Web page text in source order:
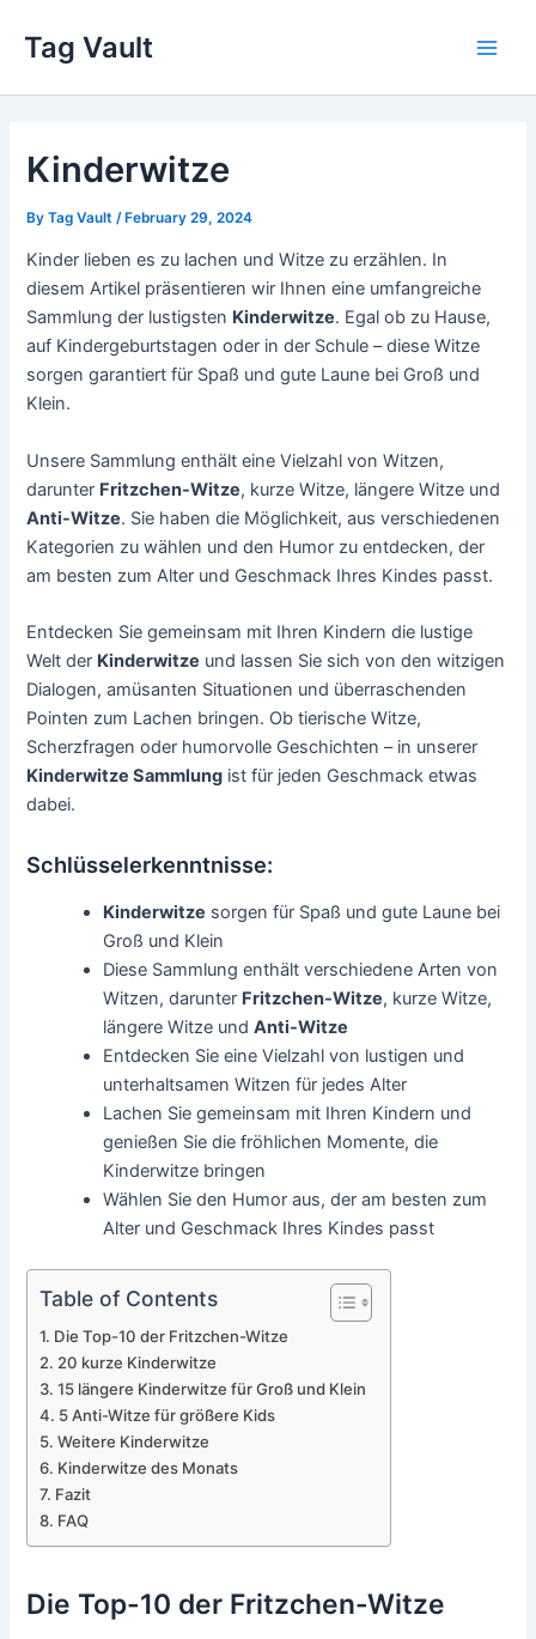
content
Tag Vault
Kinderwitze
ByTag Vault /February 29, 2024
Kinder lieben es zu lachen und Witze zu erzählen. In
diesem Artikel präsentieren wir Ihnen eine umfangreiche
Sammlung der lustigsten Kinderwitze. Egal ob zu Hause,
auf Kindergeburtstagen oder in der Schule – diese Witze
sorgen garantiert für Spaß und gute Laune bei Groß und
Klein.
Unsere Sammlung enthält eine Vielzahl von Witzen,
darunter Fritzchen-Witze, kurze Witze, längere Witze und
Anti-Witze. Sie haben die Möglichkeit, aus verschiedenen
Kategorien zu wählen und den Humor zu entdecken, der
am besten zum Alter und Geschmack Ihres Kindes passt.
Entdecken Sie gemeinsam mit Ihren Kindern die lustige
Welt der Kinderwitze und lassen Sie sich von den witzigen
Dialogen, amüsanten Situationen und überraschenden
Pointen zum Lachen bringen. Ob tierische Witze,
Scherzfragen oder humorvolle Geschichten – in unserer
Kinderwitze Sammlung ist für jeden Geschmack etwas
dabei.
Schlüsselerkenntnisse:
Kinderwitze sorgen für Spaß und gute Laune bei
Groß und Klein
Diese Sammlung enthält verschiedene Arten von
Witzen, darunter Fritzchen-Witze, kurze Witze,
längere Witze undAnti-Witze
Entdecken Sie eine Vielzahl von lustigen und
unterhaltsamen Witzen für jedes Alter
Lachen Sie gemeinsam mit Ihren Kindern und
genießen Sie die fröhlichen Momente, die
Kinderwitze bringen
Wählen Sie den Humor aus, der am besten zum
Alter und Geschmack Ihres Kindes passt
Table of Contents
Die Top-10 der Fritzchen-Witze
20 kurze Kinderwitze
15 längere Kinderwitze für Groß und Klein
5 Anti-Witze für größere Kids
Weitere Kinderwitze
Kinderwitze des Monats
Fazit
FAQ
Die Top-10 der Fritzchen-Witze